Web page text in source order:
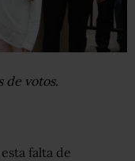
de votos.
falta de